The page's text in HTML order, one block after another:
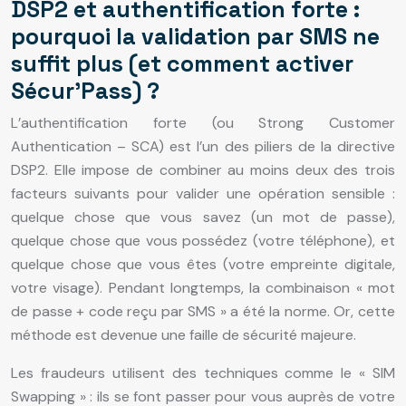
DSP2 et authentification forte :
pourquoi la validation par SMS ne
suffit plus (et comment activer
Sécur’Pass) ?
L’authentification forte (ou Strong Customer
Authentication – SCA) est l’un des piliers de la directive
DSP2. Elle impose de combiner au moins deux des trois
facteurs suivants pour valider une opération sensible :
quelque chose que vous savez (un mot de passe),
quelque chose que vous possédez (votre téléphone), et
quelque chose que vous êtes (votre empreinte digitale,
votre visage). Pendant longtemps, la combinaison « mot
de passe + code reçu par SMS » a été la norme. Or, cette
méthode est devenue une faille de sécurité majeure.
Les fraudeurs utilisent des techniques comme le « SIM
Swapping » : ils se font passer pour vous auprès de votre